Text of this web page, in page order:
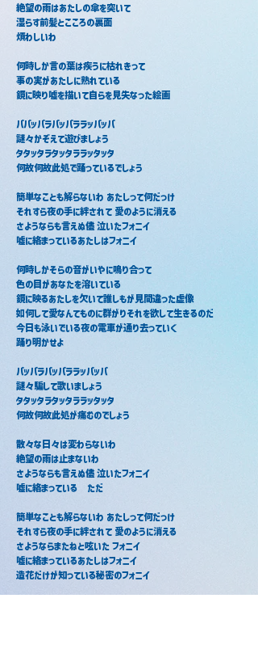
絶望の雨はあたしの傘を突いて
湿らす前髪とこころの裏面
煩わしいわ
何時しか言の葉は疾うに枯れきって
事の実があたしに熟れている
鏡に映り嘘を描いて自らを見失なった絵画
パパッパラパッパララッパッパ
謎々かぞえて遊びましょう
タタッタラタッタララッタッタ
何故何故此処で踊っているでしょう
簡単なことも解らないわ あたしって何だっけ
それすら夜の手に絆されて 愛のように消える
さようならも言えぬ儘 泣いたフォニイ
嘘に絡まっているあたしはフォニイ
何時しかそらの音がいやに鳴り合って
色の目があなたを溶いている
鏡に映るあたしを欠いて誰しもが見間違った虚像
如何して愛なんてものに群がりそれを欲して生きるのだ
今日も泳いでいる夜の電車が通り去っていく
踊り明かせよ
パッパラパッパララッパッパ
謎々騙して歌いましょう
タタッタラタッタララッタッタ
何故何故此処が痛むのでしょう
散々な日々は変わらないわ
絶望の雨は止まないわ
さようならも言えぬ儘 泣いたフォニイ
嘘に絡まっている　ただ
簡単なことも解らないわ あたしって何だっけ
それすら夜の手に絆されて 愛のように消える
さようならまたねと呟いた フォニイ
嘘に絡まっているあたしはフォニイ
造花だけが知っている秘密のフォニイ